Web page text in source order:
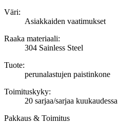
Väri:
Asiakkaiden vaatimukset
Raaka materiaali:
304 Sainless Steel
Tuote:
perunalastujen paistinkone
Toimituskyky:
20 sarjaa/sarjaa
Pakkaus & Toimitus